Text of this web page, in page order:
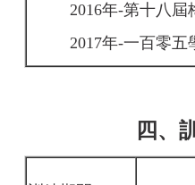
2016年-第十八屆
2017年-一百零五
四、